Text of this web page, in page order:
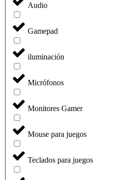
Audio
Gamepad
iluminación
Micrófonos
Monitores Gamer
Mouse para juegos
Teclados para juegos